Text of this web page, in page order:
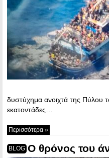
δυστύχημα ανοιχτά της Πύλου
εκατοντάδες…
Περισσότερα »
BLOG Ο θρόνος του